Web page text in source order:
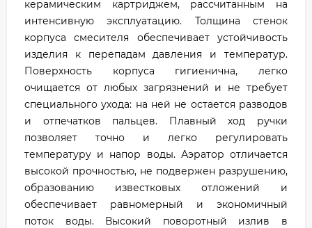
керамическим картриджем, рассчитанным на
интенсивную эксплуатацию. Толщина стенок
корпуса смесителя обеспечивает устойчивость
изделия к перепадам давления и температур.
Поверхность корпуса гигиенична, легко
очищается от любых загрязнений и не требует
специального ухода: на ней не остается разводов
и отпечатков пальцев. Плавный ход ручки
позволяет точно и легко регулировать
температуру и напор воды. Аэратор отличается
высокой прочностью, не подвержен разрушению,
образованию известковых отложений и
обеспечивает равномерный и экономичный
поток воды. Высокий поворотный излив в